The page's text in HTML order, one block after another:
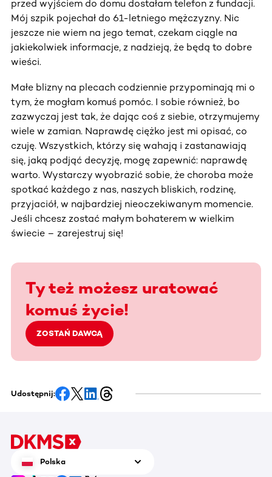
przed wyjściem do domu dostałam telefon z fundacji.
Mój szpik pojechał do 61-letniego mężczyzny. Nic
jeszcze nie wiem na jego temat, czekam ciągle na
jakiekolwiek informacje, z nadzieją, że będą to dobre
wieści.
Małe blizny na plecach codziennie przypominają mi o
tym, że mogłam komuś pomóc. I sobie również, bo
zazwyczaj jest tak, że dając coś z siebie, otrzymujemy
wiele w zamian. Naprawdę ciężko jest mi opisać, co
czuję. Wszystkich, którzy się wahają i zastanawiają
się, jaką podjąć decyzję, mogę zapewnić: naprawdę
warto. Wystarczy wyobrazić sobie, że choroba może
spotkać każdego z nas, naszych bliskich, rodzinę,
przyjaciół, w najbardziej nieoczekiwanym momencie.
Jeśli chcesz zostać małym bohaterem w wielkim
świecie – zarejestruj się!
Ty też możesz uratować
komuś życie!
ZOSTAŃ DAWCĄ
Udostępnij:
Polska